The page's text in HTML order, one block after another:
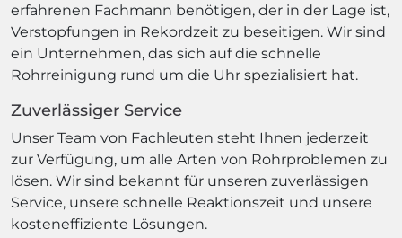
erfahrenen Fachmann benötigen, der in der Lage ist,
Verstopfungen in Rekordzeit zu beseitigen. Wir sind
ein Unternehmen, das sich auf die schnelle
Rohrreinigung rund um die Uhr spezialisiert hat.
Zuverlässiger Service
Unser Team von Fachleuten steht Ihnen jederzeit
zur Verfügung, um alle Arten von Rohrproblemen zu
lösen. Wir sind bekannt für unseren zuverlässigen
Service, unsere schnelle Reaktionszeit und unsere
kosteneffiziente Lösungen.